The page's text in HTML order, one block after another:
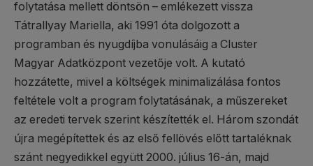
folytatása mellett döntsön – emlékezett vissza
Tátrallyay Mariella, aki 1991 óta dolgozott a
programban és nyugdíjba vonulásáig a Cluster
Magyar Adatközpont vezetője volt. A kutató
hozzátette, mivel a költségek minimalizálása fontos
feltétele volt a program folytatásának, a műszereket
az eredeti tervek szerint készítették el. Három szondát
újra megépítettek és az első fellövés előtt tartaléknak
szánt negyedikkel együtt 2000. július 16-án, majd